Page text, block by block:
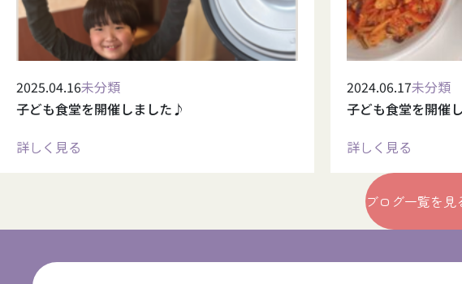
2025.04.16未分類
子ども食堂を開催しました♪
詳しく見る
2024.06.17未分類
子ども食堂を開催
詳しく見る
ブログ一覧を見